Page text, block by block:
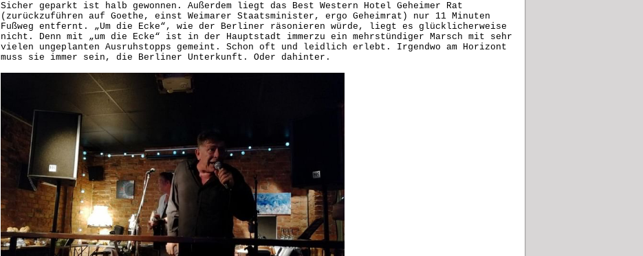
Sicher geparkt ist halb gewonnen. Außerdem liegt das Best Western Hotel Geheimer Rat
(zurückzuführen auf Goethe, einst Weimarer Staatsminister, ergo Geheimrat) nur 11 Minuten
Fußweg entfernt. „Um die Ecke“, wie der Berliner räsonieren würde, liegt es glücklicherweise
nicht. Denn mit „um die Ecke“ ist in der Hauptstadt immerzu ein mehrstündiger Marsch mit sehr
vielen ungeplanten Ausruhstopps gemeint. Schon oft und leidlich erlebt. Irgendwo am Horizont
muss sie immer sein, die Berliner Unterkunft. Oder dahinter.